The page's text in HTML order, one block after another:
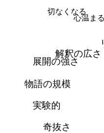
心温まる
切なくなる
奇抜さ
実験的
物語の規模
展開の強さ
解釈の広さ